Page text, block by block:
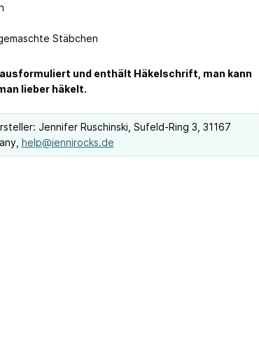
Stäbchen
und enthält Häkelschrift, man kann
lieber häkelt.
Jennifer Ruschinski, Sufeld-Ring 3, 31167
help@jennirocks.de